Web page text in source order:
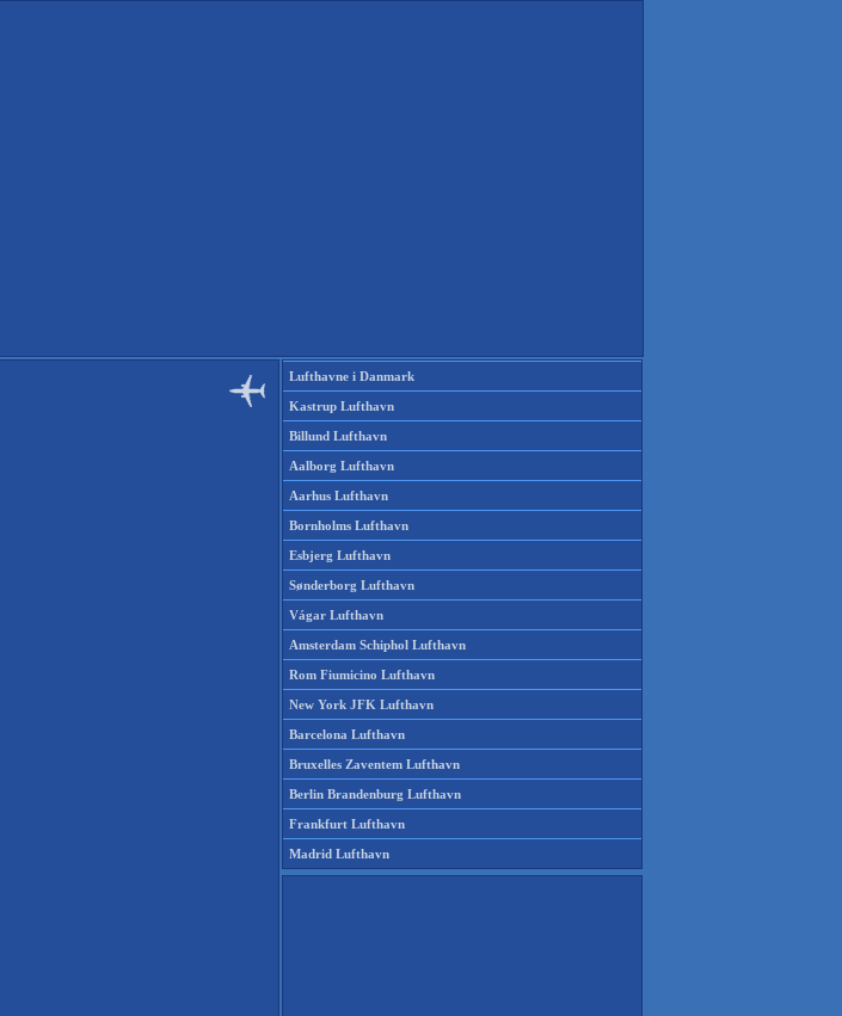
Lufthavne i Danmark
Kastrup Lufthavn
Billund Lufthavn
Aalborg Lufthavn
Aarhus Lufthavn
Bornholms Lufthavn
Esbjerg Lufthavn
Sønderborg Lufthavn
Vágar Lufthavn
Amsterdam Schiphol Lufthavn
Rom Fiumicino Lufthavn
New York JFK Lufthavn
Barcelona Lufthavn
Bruxelles Zaventem Lufthavn
Berlin Brandenburg Lufthavn
Frankfurt Lufthavn
Madrid Lufthavn